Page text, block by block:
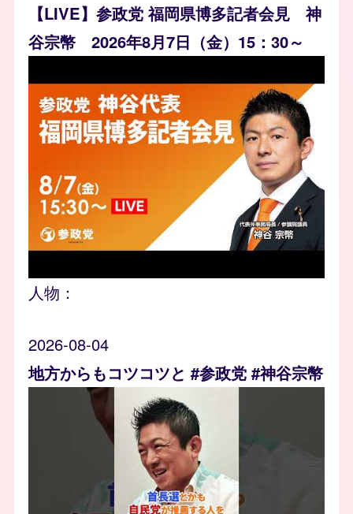
【LIVE】参政党 福岡県博多記者会見 神
谷宗幣 2026年8月7日（金）15：30～
人物：
2026-08-04
地方からもコツコツと #参政党 #神谷宗幣